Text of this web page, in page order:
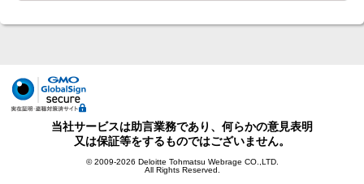
当社サービスは助言業務であり、何らかの意見表明
又は保証等をするものではございません。
© 2009-2026 Deloitte Tohmatsu Webrage CO.,LTD.
All Rights Reserved.